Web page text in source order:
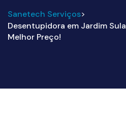
Sanetech Serviços>
Desentupidora em Jardim
Melhor Preço!